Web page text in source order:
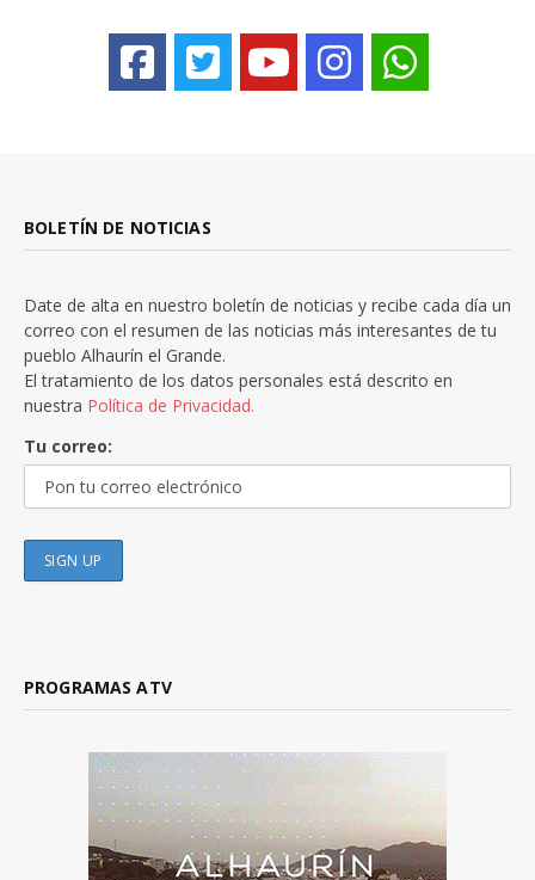
BOLETÍN DE NOTICIAS
Date de alta en nuestro boletín de noticias y recibe cada día un
correo con el resumen de las noticias más interesantes de tu
pueblo Alhaurín el Grande.
El tratamiento de los datos personales está descrito en
nuestra Política de Privacidad.
Tu correo:
PROGRAMAS ATV